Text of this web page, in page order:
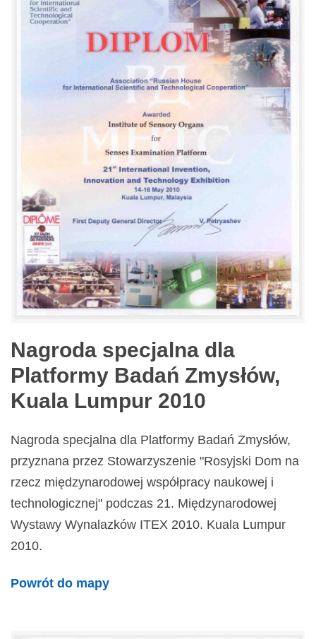
Nagroda specjalna dla
Platformy Badań Zmysłów,
Kuala Lumpur 2010
Nagroda specjalna dla Platformy Badań Zmysłów,
przyznana przez Stowarzyszenie "Rosyjski Dom na
rzecz międzynarodowej współpracy naukowej i
technologicznej" podczas 21. Międzynarodowej
Wystawy Wynalazków ITEX 2010. Kuala Lumpur
2010.
Powrót do mapy